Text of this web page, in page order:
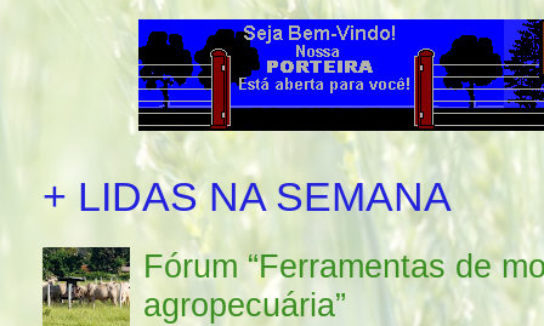
+ LIDAS NA SEMANA
Fórum “Ferramentas de
agropecuária”